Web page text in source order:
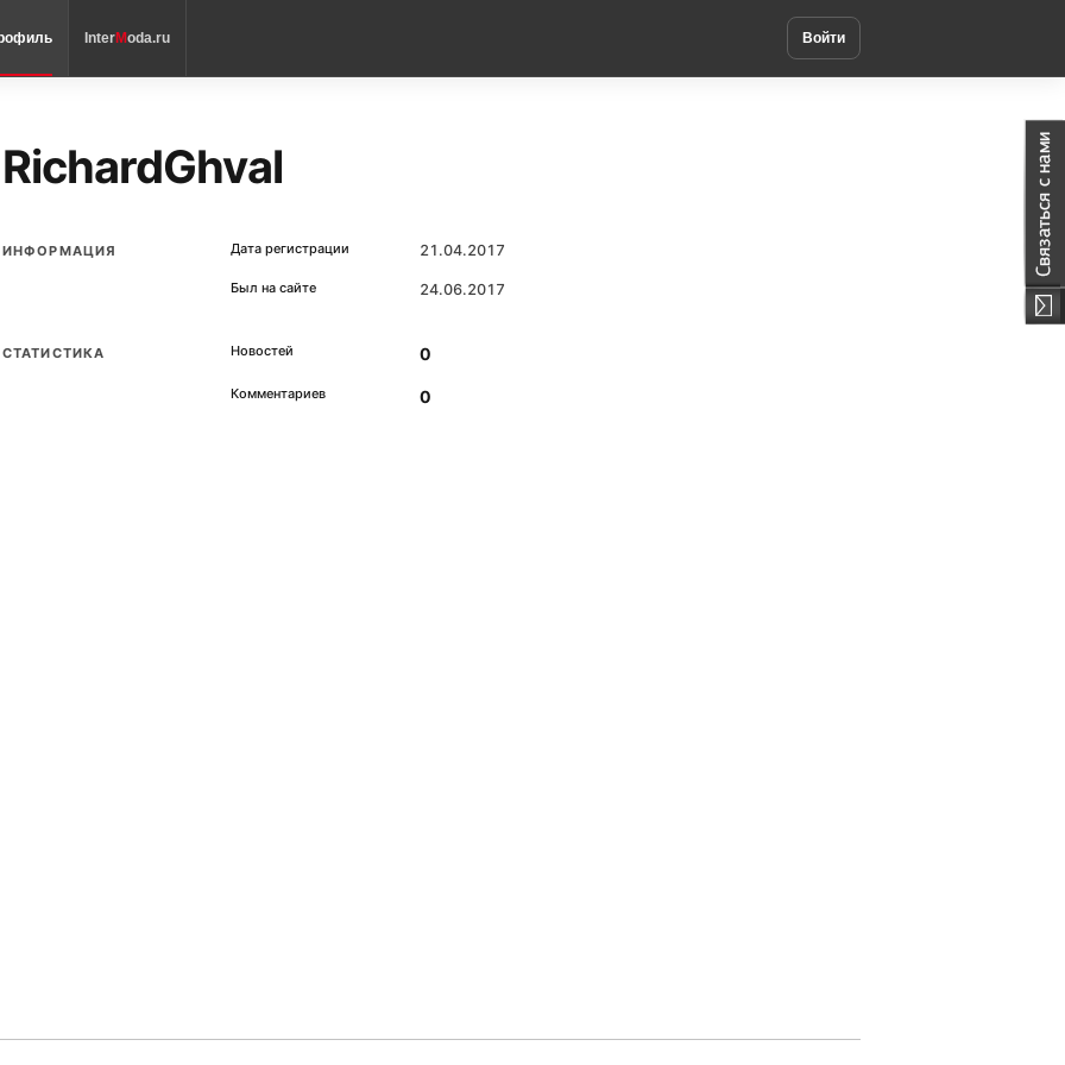
InterModa.ru Войти
RichardGhval
ИНФОРМАЦИЯ Дата регистрации 21.04.2017
Был на сайте 24.06.2017
СТАТИСТИКА Новостей 0
Комментариев 0